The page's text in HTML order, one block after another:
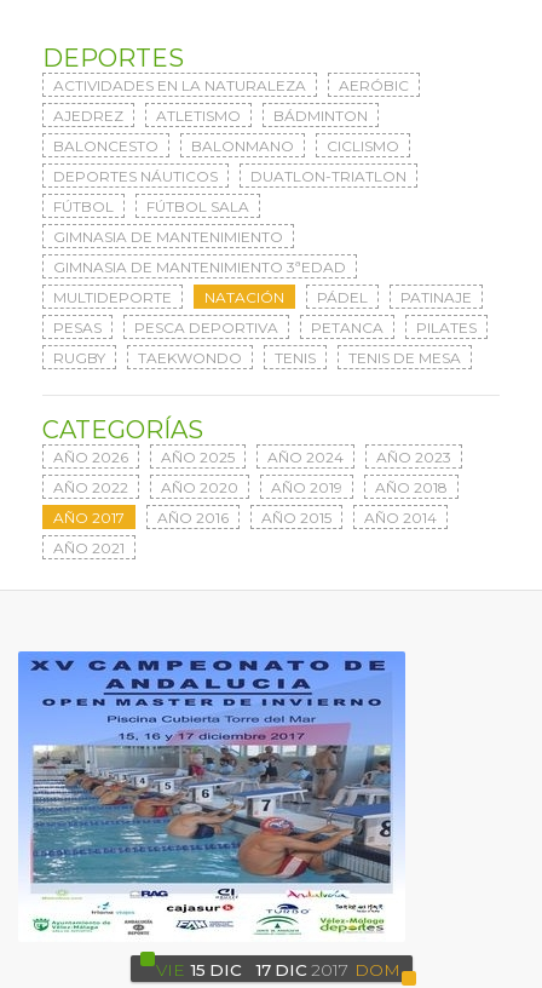
DEPORTES
ACTIVIDADES EN LA NATURALEZA
AERÓBIC
AJEDREZ
ATLETISMO
BÁDMINTON
BALONCESTO
BALONMANO
CICLISMO
DEPORTES NÁUTICOS
DUATLON-TRIATLON
FÚTBOL
FÚTBOL SALA
GIMNASIA DE MANTENIMIENTO
GIMNASIA DE MANTENIMIENTO 3ªEDAD
MULTIDEPORTE
NATACIÓN PÁDEL
PATINAJE
PESAS
PESCA DEPORTIVA PETANCA
PILATES
RUGBY
TAEKWONDO TENIS TENIS DE MESA
CATEGORÍAS
AÑO 2026 AÑO 2025 AÑO 2024
AÑO 2023
AÑO 2022
AÑO 2020 AÑO 2019
AÑO 2018
AÑO 2017
AÑO 2016 AÑO 2015
AÑO 2014
AÑO 2021
VIE 15 DIC 17 DIC 2017 DOM